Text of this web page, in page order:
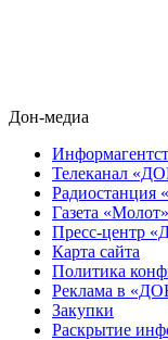
Дон-медиа
Телеканал
Газета «Молот»
Пресс-центр
Карта сайта
Политика
Реклама в
Закупки
Раскрытие